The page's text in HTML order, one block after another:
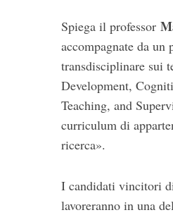
Spiega il professor
accompagnate da
transdisciplinare sui
Development,
Teaching, and
curriculum di
ricerca».
I candidati vincitori
lavoreranno in una